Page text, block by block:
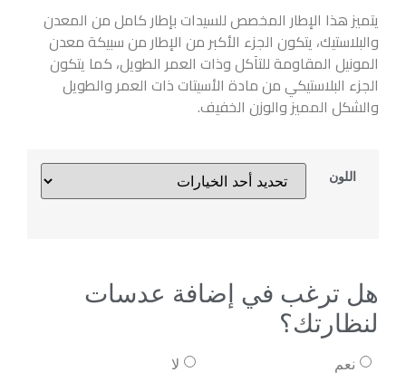
يتميز هذا الإطار المخصص للسيدات بإطار كامل من المعدن
والبلاستيك، يتكون الجزء الأكبر من الإطار من سبيكة معدن
المونيل المقاومة للتآكل وذات العمر الطويل، كما يتكون
الجزء البلاستيكي من مادة الأسيتات ذات العمر والطويل
والشكل المميز والوزن الخفيف.
اللون
هل ترغب في إضافة عدسات
لنظارتك؟
لا نعم